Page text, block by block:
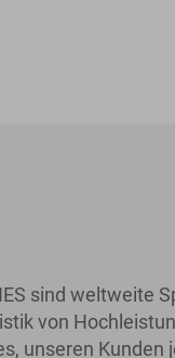
sind weltweite
von
unseren